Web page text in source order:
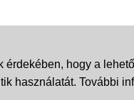
hogy a
használatát. További